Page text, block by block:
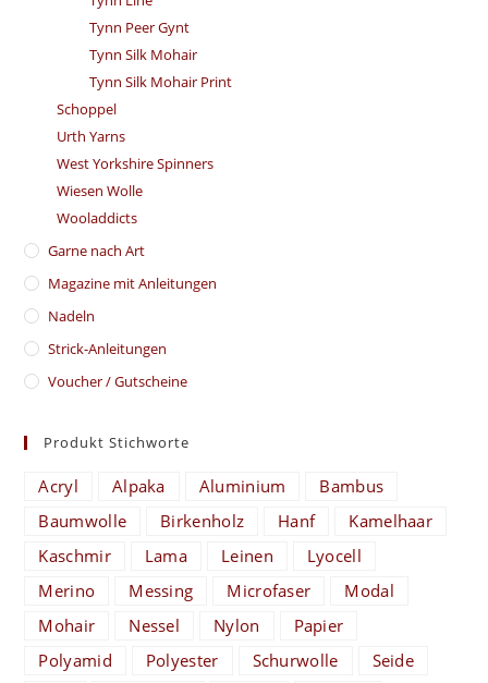
Tynn Peer Gynt
Tynn Silk Mohair
Tynn Silk Mohair Print
Schoppel
Urth Yarns
West Yorkshire Spinners
Wiesen Wolle
Wooladdicts
Garne nach Art
Magazine mit Anleitungen
Nadeln
Strick-Anleitungen
Voucher / Gutscheine
Produkt Stichworte
Acryl Alpaka Aluminium
Bambus
Baumwolle
Birkenholz Hanf
Kamelhaar
Kaschmir
Lama Leinen
Lyocell
Merino
Messing Microfaser
Modal
Mohair
Nessel Nylon
Papier
Polyamid
Polyester Schurwolle
Seide